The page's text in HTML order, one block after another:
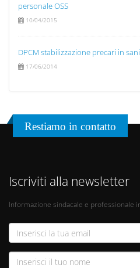
personale OSS
10/04/2015
DPCM stabilizzazione precari in
17/06/2014
Restiamo in contatto
Iscriviti alla newsletter
Informazione sindacale e professionale